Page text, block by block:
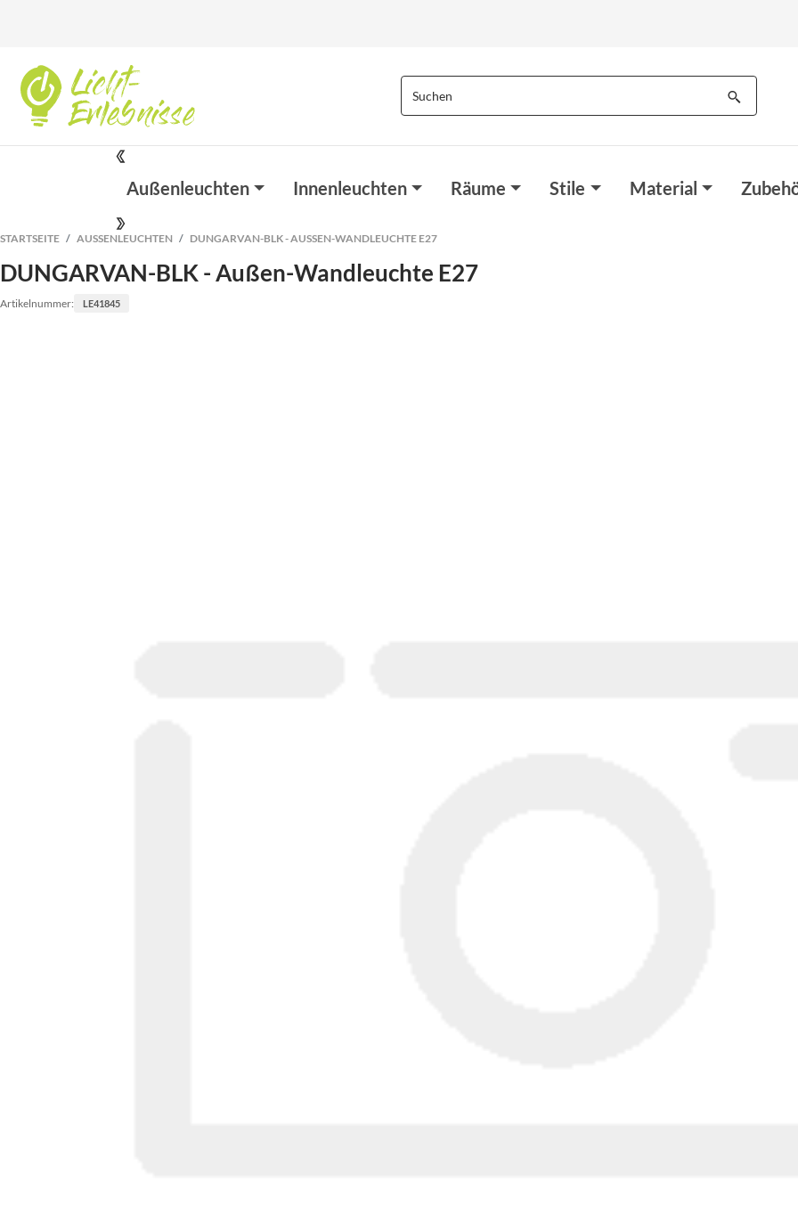
Außenleuchten Innenleuchten Räume Stile Material
STARTSEITE AUSSENLEUCHTEN DUNGARVAN-BLK - AUSSEN-WANDLEUCHTE E27
DUNGARVAN-BLK - Außen-Wandleuchte E27
Artikelnummer: LE41845